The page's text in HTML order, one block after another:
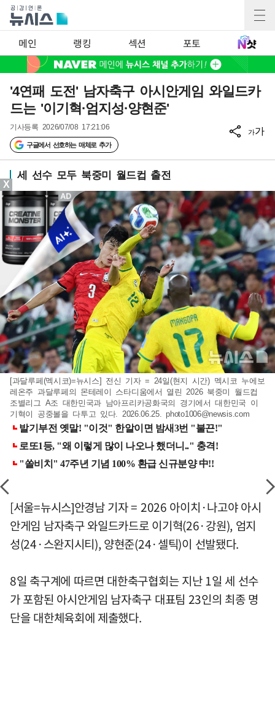
메인 랭킹 섹션 포토
'4연패 도전' 남자축구 아시안게임 와일드카
드는 '이기혁·엄지성·양현준'
기사등록 2026/07/08 17:21:06
구글에서 선호하는 매체로 추가
가가
세 선수 모두 북중미 월드컵 출전
[과달루페(멕시코)=뉴시스] 전신 기자 = 24일(현지 시간) 멕시코 누에보
레온주 과달루페의 몬테레이 스타디움에서 열린 2026 북중미 월드컵
조별리그 A조 대한민국과 남아프리카공화국의 경기에서 대한민국 이
기혁이 공중볼을 다투고 있다. 2026.06.25.photo1006@newsis.com
[서울=뉴시스]안경남 기자 = 2026 아이치·나고야 아시
안게임 남자축구 와일드카드로 이기혁(26·강원), 엄지
성(24·스완지시티), 양현준(24·셀틱)이 선발됐다.
8일 축구계에 따르면 대한축구협회는 지난 1일 세 선수
가 포함된 아시안게임 남자축구 대표팀 23인의 최종 명
단을 대한체육회에 제출했다.
X